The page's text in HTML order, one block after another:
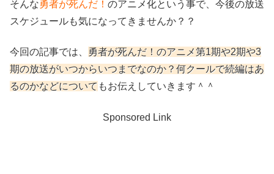
そんな勇者が死んだ！ のアニメ化という事で、今後の放送
スケジュールも気になってきませんか？？
今回の記事では、
勇者が死んだ！のアニメ第1期や2期や3
期の放送がいつからいつまでなのか？何クールで続編はあ
るのかなどについて もお伝えしていきます＾＾
Sponsored Link